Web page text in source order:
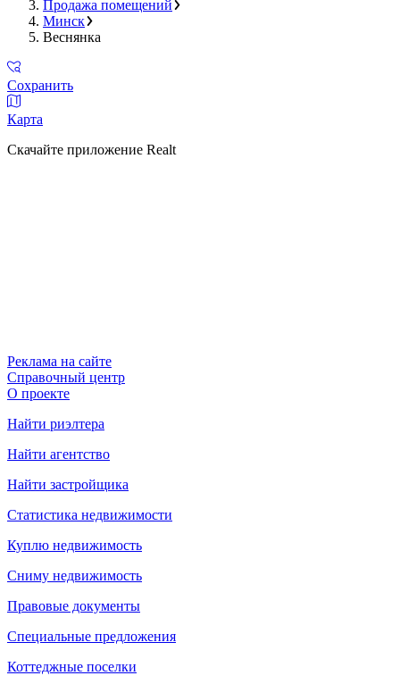
Продажа помещений
Минск
Веснянка
Сохранить
Карта
Скачайте приложение Realt
Реклама на сайте
Справочный центр
О проекте
Найти риэлтера
Найти агентство
Найти застройщика
Статистика недвижимости
Куплю недвижимость
Сниму недвижимость
Правовые документы
Специальные предложения
Коттеджные поселки